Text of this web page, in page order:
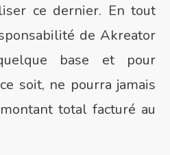
ce dernier. En tout
de Akreator
base et pour
soit, ne pourra jamais
total facturé au